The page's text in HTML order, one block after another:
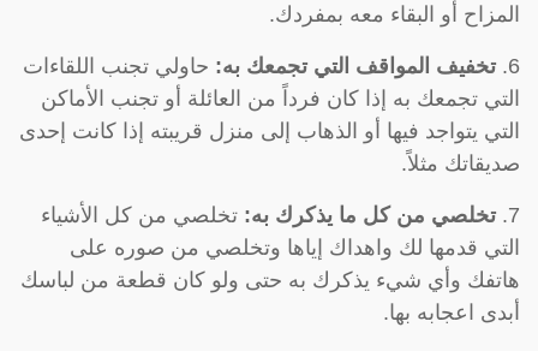
المزاح أو البقاء معه بمفردك.
6. تخفيف المواقف التي تجمعك به: حاولي تجنب اللقاءات
التي تجمعك به إذا كان فرداً من العائلة أو تجنب الأماكن
التي يتواجد فيها أو الذهاب إلى منزل قريبته إذا كانت إحدى
صديقاتك مثلاً.
7. تخلصي من كل ما يذكرك به: تخلصي من كل الأشياء
التي قدمها لك واهداك إياها وتخلصي من صوره على
هاتفك وأي شيء يذكرك به حتى ولو كان قطعة من لباسك
أبدى اعجابه بها.